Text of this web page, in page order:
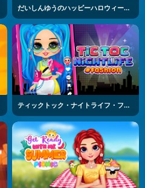
だいしんゆうのハッピーハロウィーンパーティー
ティックトック・ナイトライフ・ファッション